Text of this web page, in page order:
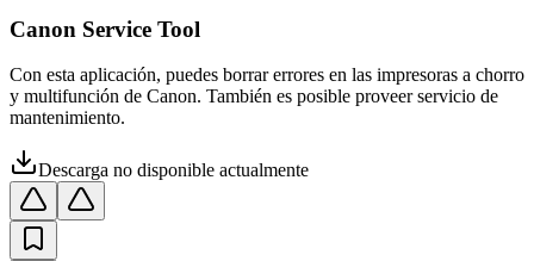
Canon Service Tool
Con esta aplicación, puedes borrar errores en las impresoras a chorro
y multifunción de Canon. También es posible proveer servicio de
mantenimiento.
Descarga no disponible actualmente